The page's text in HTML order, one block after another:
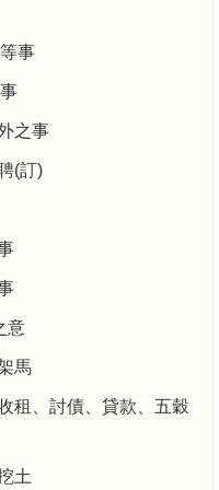
事
之事
(訂)
意
馬
租、討債、貸款、五穀
土